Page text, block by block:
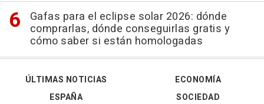
Gafas para el eclipse solar 2026: dónde
comprarlas, dónde conseguirlas gratis y
cómo saber si están homologadas
ÚLTIMAS NOTICIAS
ESPAÑA
ECONOMÍA
SOCIEDAD